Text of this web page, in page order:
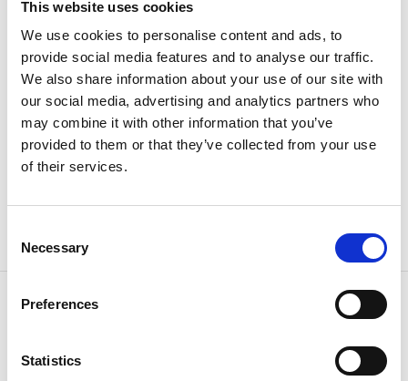
This website uses cookies
We use cookies to personalise content and ads, to
provide social media features and to analyse our traffic.
We also share information about your use of our site with
our social media, advertising and analytics partners who
may combine it with other information that you’ve
provided to them or that they’ve collected from your use
of their services.
Selection
Necessary
Preferences
Statistics
Medlemmar ur Edsrevyn kommer att spexa med
publiken. Det blir sketcher, sång och musik.
För musiken svarar GLADPACK – alltså Daniel Haglund
och Sebastian Fahlander.
Ta med ditt bästa humör och njut av Edsrevyns
Kontaktinformation
66831 Ed